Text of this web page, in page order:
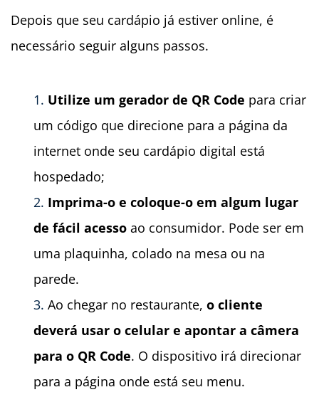
Depois que seu cardápio já estiver online, é
necessário seguir alguns passos.
Utilize um gerador de QR Code para criar
um código que direcione para a página da
internet onde seu cardápio digital está
hospedado;
Imprima-o e coloque-o em algum lugar
de fácil acesso ao consumidor. Pode ser em
uma plaquinha, colado na mesa ou na
parede.
Ao chegar no restaurante, o cliente
deverá usar o celular e apontar a câmera
para o QR Code. O dispositivo irá direcionar
para a página onde está seu menu.